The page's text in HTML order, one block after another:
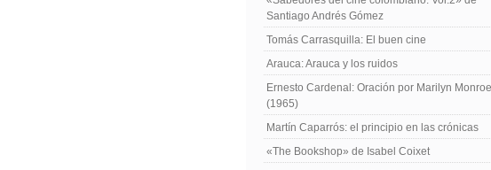
Santiago Andrés Gómez
Tomás Carrasquilla: El buen cine
Arauca: Arauca y los ruidos
Ernesto Cardenal: Oración por Marilyn Monroe
(1965)
Martín Caparrós: el principio en las crónicas
«The Bookshop» de Isabel Coixet